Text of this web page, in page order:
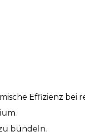
Effizienz bei
bündeln.